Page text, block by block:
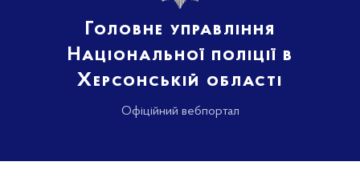
Головне управління
Національної поліції в
Херсонській області
Офіційний вебпортал